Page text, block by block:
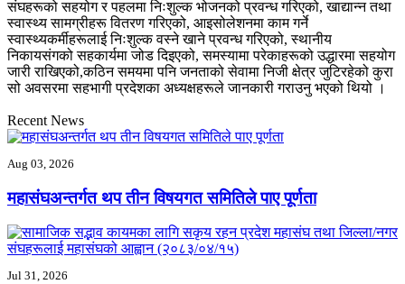
संघहरूको सहयोग र पहलमा निःशुल्क भोजनको प्रवन्ध गरिएको, खाद्यान्न तथा
स्वास्थ्य सामग्रीहरू वितरण गरिएको, आइसोलेशनमा काम गर्ने
स्वास्थ्यकर्मीहरूलाई निःशुल्क वस्ने खाने प्रवन्ध गरिएको, स्थानीय
निकायसंगको सहकार्यमा जोड दिइएको, समस्यामा परेकाहरूको उद्धारमा सहयोग
जारी राखिएको,कठिन समयमा पनि जनताको सेवामा निजी क्षेत्र जुटिरहेको कुरा
सो अवसरमा सहभागी प्रदेशका अध्यक्षहरूले जानकारी गराउनु भएको थियो ।
Recent News
Aug 03, 2026
महासंघअन्तर्गत थप तीन विषयगत समितिले पाए पूर्णता
Jul 31, 2026